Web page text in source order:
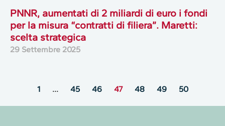
PNNR, aumentati di 2 miliardi di euro i fondi
per la misura “contratti di filiera”. Maretti:
scelta strategica
29 Settembre 2025
1 … 45 46 47 48 49 50